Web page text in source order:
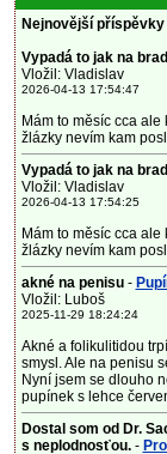
Nejnovější
Vypadá to jak na
Vložil: Vladislav
2026-04-13 17:54:47
Mám to měsíc cca
žlázky nevím kam
Vypadá to jak na
Vložil: Vladislav
2026-04-13 17:54:25
Mám to měsíc cca
žlázky nevím kam
akné na penisu-
Vložil: Luboš
2025-11-29 18:24:24
Akné a folikulitidou
smysl. Ale na penisu
Nyní jsem se dlouho
pupínek s lehce
Dostal som od Dr.
s neplodnosťou.-